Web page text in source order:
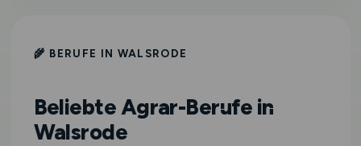
🌾 BERUFE IN WALSRODE
Beliebte Agrar-Berufe in
Walsrode